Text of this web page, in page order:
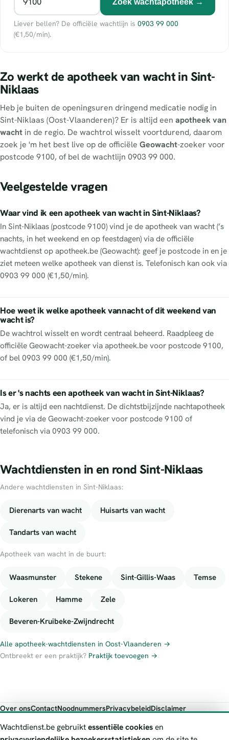
Liever bellen? De officiële wachtlijn is 0903 99 000
(€1,50/min).
Zo werkt de apotheek van wacht in Sint-
Niklaas
Heb je buiten de openingsuren dringend medicatie nodig in
Sint-Niklaas (Oost-Vlaanderen)? Er is altijd een apotheek van
wacht in de regio. De wachtrol wisselt voortdurend, daarom
zoek je 'm het best live op de officiële Geowacht-zoeker voor
postcode 9100, of bel de wachtlijn 0903 99 000.
Veelgestelde vragen
Waar vind ik een apotheek van wacht in Sint-Niklaas?
In Sint-Niklaas (postcode 9100) vind je de apotheek van wacht (’s
nachts, in het weekend en op feestdagen) via de officiële
wachtdienst op apotheek.be (Geowacht): geef je postcode in en je
ziet meteen welke apotheek van dienst is. Telefonisch kan ook via
0903 99 000 (€1,50/min).
Hoe weet ik welke apotheek vannacht of dit weekend van
wacht is?
De wachtrol wisselt en wordt centraal beheerd. Raadpleeg de
officiële Geowacht-zoeker via apotheek.be voor postcode 9100,
of bel 0903 99 000 (€1,50/min).
Is er 's nachts een apotheek van wacht in Sint-Niklaas?
Ja, er is altijd een nachtdienst. De dichtstbijzijnde nachtapotheek
vind je via de Geowacht-zoeker voor postcode 9100 of
telefonisch via 0903 99 000.
Wachtdiensten in en rond Sint-Niklaas
Andere wachtdiensten in Sint-Niklaas:
Dierenarts van wacht Huisarts van wacht
Tandarts van wacht
Apotheek van wacht in de buurt:
Waasmunster Stekene Sint-Gillis-Waas Temse
Lokeren Hamme Zele
Beveren-Kruibeke-Zwijndrecht
Alle apotheek-wachtdiensten in Oost-Vlaanderen →
Ontbreekt er een praktijk? Praktijk toevoegen →
Over onsContactNoodnummersPrivacybeleidDisclaimer
Wachtdienst.be toont publieke wachtdienst-informatie ter oriëntatie.
Wachtdienst.be gebruiktessentiële cookiesen